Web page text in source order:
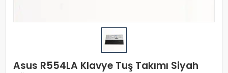
Asus R554LA Klavye Tuş Takımı Siyah